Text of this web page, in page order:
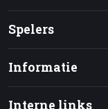
Spelers
Informatie
Interne links